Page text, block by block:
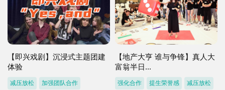
【即兴戏剧】沉浸式主题团建
体验
减压放松 加强团队合作
【地产大亨 谁与争锋】真人大
富翁半日...
强化合作 提生荣誉感 减压放松